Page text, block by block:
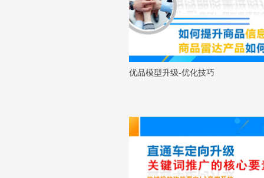
优品模型升级-优化技巧